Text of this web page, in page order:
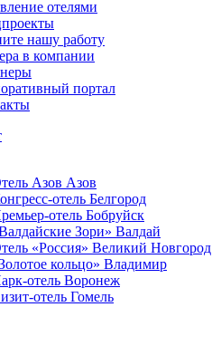
отелями
нашу работу
в компании
портал
‎Азов Азов
отель Белгород
отель Бобруйск
Зори» Валдай
«‎Россия» Великий Новгород
кольцо» Владимир
отель Воронеж
отель Гомель